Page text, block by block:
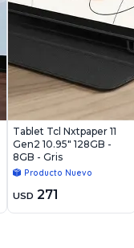
Tablet Tcl Nxtpaper 11
Gen2 10.95" 128GB -
8GB - Gris
Producto Nuevo
USD 271